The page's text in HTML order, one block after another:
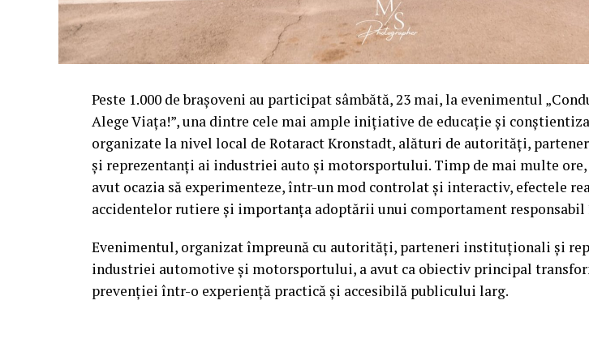
Peste 1.000 de brașoveni au participat sâmbătă, 23 mai, la evenimentul
Alege Viața!”, una dintre cele mai ample inițiative de educație și
organizate la nivel local de Rotaract Kronstadt, alături de autorități,
și reprezentanți ai industriei auto și motorsportului. Timp de mai multe
avut ocazia să experimenteze, într-un mod controlat și interactiv, efectele
accidentelor rutiere și importanța adoptării unui comportament responsabil
Evenimentul, organizat împreună cu autorități, parteneri instituționali și
industriei automotive și motorsportului, a avut ca obiectiv principal
prevenției într-o experiență practică și accesibilă publicului larg.